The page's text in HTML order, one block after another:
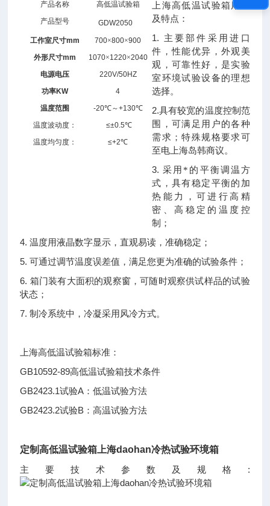
产品名称
高低温试验箱
产品型号
GDW2050
工作室尺寸mm 700×800×900
外形尺寸mm 1070×1220×2040
电源电压
220V/50HZ
功率KW
4
温度范围
-20℃～+130℃
温度波动度：
≤±0.5℃
温度均匀度：
≤+2℃
上海高低温试验箱用途
及特点：
1.
主要部件采用进口
件，性能优异，外观美
观，可靠性好，是实验
室环境试验设备的理想
选择。
2.具有较宽的温度控制范
围，可满足用户的各种
需求；特殊规格要求可
至电上海岛韩商议。
3.采用*的平衡调温方
式，具有稳定平衡的加
热能力，可进行高精
密、高稳定的温度控
制；
4.温度用液晶数字显示，直观易读，准确稳定；
5.可通过调节温度误差值，满足您更为准确的试验条件；
6. 箱门装有大面积的观察窗，可随时观察供试样品的试验
状态；
7.制冷系统中，冷凝采用风冷方式。
上海高低温试验箱标准：
GB10592-89高低温试验箱技术条件
GB2423.1试验A ：低温试验方法
GB2423.2试验B ：高温试验方法
定制高低温试验箱上海daohan冷热试验环境箱
主要技术参数及规格 :